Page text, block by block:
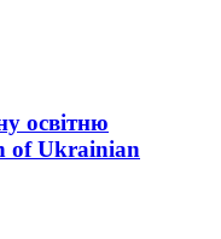
освітню
of Ukrainian